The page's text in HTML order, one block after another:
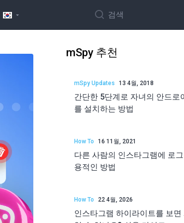
검색
mSpy 추천
mSpy Updates 13 4월, 2018
간단한 5단계로 자녀의 안드로
를 설치하는 방법
How To 16 11월, 2021
다른 사람의 인스타그램에 로
용적인 방법
How To 22 4월, 2026
인스타그램 하이라이트를 보면